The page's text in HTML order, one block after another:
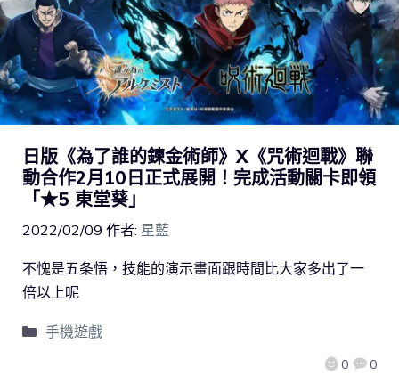
日版《為了誰的鍊金術師》X《咒術迴戰》聯
動合作2月10日正式展開！完成活動關卡即領
「★5 東堂葵」
2022/02/09 作者: 星藍
0 0
不愧是五条悟，技能的演示畫面跟時間比大家多出了一
倍以上呢
手機遊戲